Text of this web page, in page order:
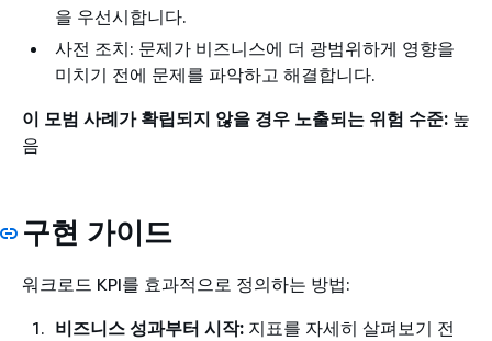
을 우선시합니다.
사전 조치: 문제가 비즈니스에 더 광범위하게 영향을
미치기 전에 문제를 파악하고 해결합니다.
이 모범 사례가 확립되지 않을 경우 노출되는 위험 수준: 높
음
구현 가이드
워크로드 KPI를 효과적으로 정의하는 방법:
비즈니스 성과부터 시작: 지표를 자세히 살펴보기 전